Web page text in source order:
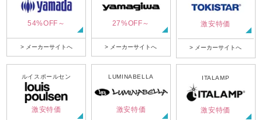
54%OFF～
> メーカーサイトへ
27%OFF～
> メーカーサイトへ
激安特価
> メーカーサイトへ
ルイスポールセン
激安特価
LUMINABELLA
激安特価
ITALAMP
激安特価